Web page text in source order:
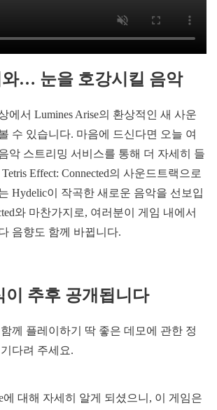
와… 눈을 호강시킬 음악
에서 Lumines Arise의 환상적인 새 사운
수 있습니다. 마음에 드신다면 오늘 여
악 스트리밍 서비스를 통해 더 자세히 들
Effect: Connected의 사운드트랙으로
Hydelic이 작곡한 새로운 음악을 선보입
와 마찬가지로, 여러분이 게임 내에서
음향도 함께 바뀝니다.
이 추후 공개됩니다
께 플레이하기 딱 좋은 데모에 관한 정
다려 주세요.
에 대해 자세히 알게 되셨으니, 이 게임은